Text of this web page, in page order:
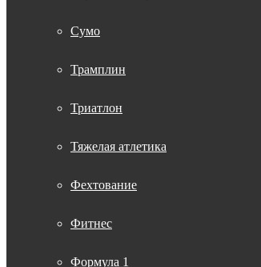
Сумо
Трамплин
Триатлон
Тяжелая атлетика
Фехтование
Фитнес
Формула 1